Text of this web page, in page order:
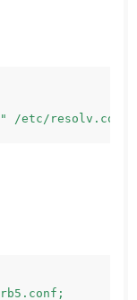
g" /etc/resolv.conf;